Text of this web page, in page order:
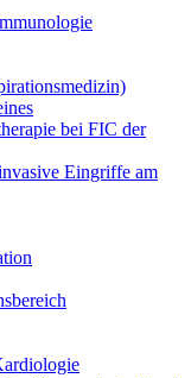
bei FIC der
Eingriffe am